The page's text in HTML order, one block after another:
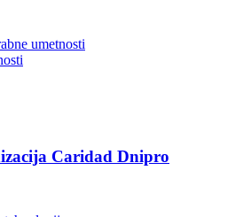
umetnosti
Caridad Dnipro